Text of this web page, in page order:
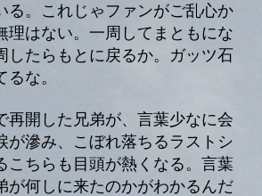
る。これじゃファンがご乱心か
理はない。一周してまともにな
したらもとに戻るか。ガッツ石
な。
開した兄弟が、言葉少なに会
が滲み、こぼれ落ちるラストシ
こちらも目頭が熱くなる。言葉
が何しに来たのかがわかるんだ